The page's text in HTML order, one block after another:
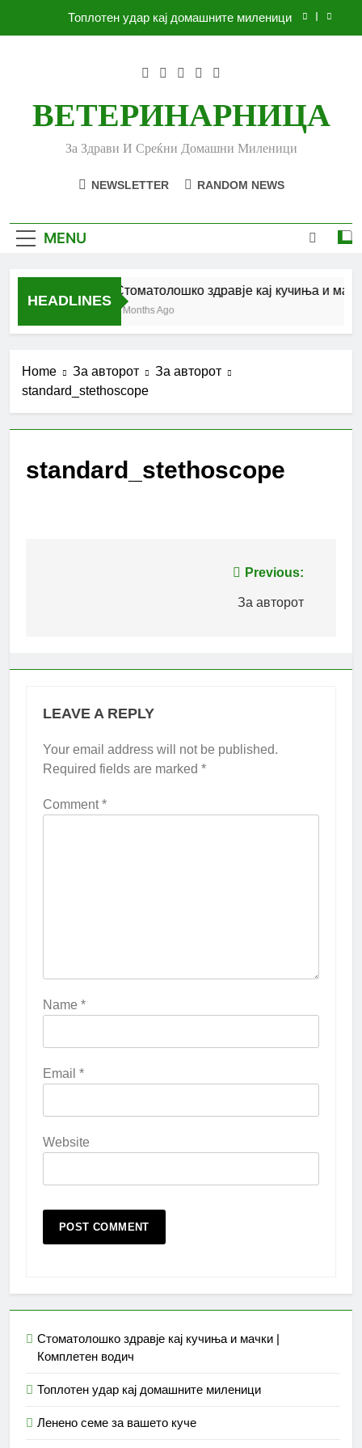
Топлотен удар кај домашните миленици
Стоматолошко здравје кај кучиња и мачки |
Убоди и угризи од инсекти кај кучињата и што
ВЕТЕРИНАРНИЦА
За Здрави И Среќни Домашни Миленици
NEWSLETTER RANDOM NEWS
MENU
HEADLINES
Стоматолошко здравје кај кучиња и
6 Months Ago
Home За авторот
За авторот
standard_stethoscope
standard_stethoscope
Previous:
За авторот
LEAVE A REPLY
Your email address will not be published.
Required fields are marked *
Comment*
Name *
Email *
Website
Стоматолошко здравје кај кучиња и мачки |
Комплетен водич
Топлотен удар кај домашните миленици
Ленено семе за вашето куче